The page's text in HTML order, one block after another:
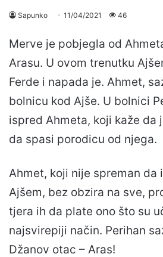
Sapunko 11/04/2021 46
Merve je pobjegla od
Arasu. U ovom trenutku
Ferde i napada je. Ahmet,
bolnicu kod Ajše. U bolnici
ispred Ahmeta, koji kaže da
da spasi porodicu od njega.
Ahmet, koji nije spreman da
Ajšem, bez obzira na sve,
tjera ih da plate ono što su
najsvirepiji način. Perihan
Džanov otac – Aras!